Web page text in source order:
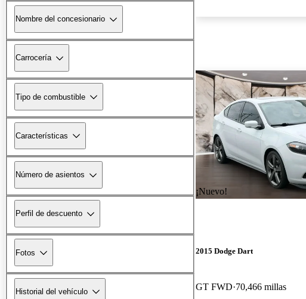
Nombre del concesionario
Carrocería
Tipo de combustible
Características
Número de asientos
Perfil de descuento
Fotos
Historial del vehículo
¡Nuevo!
2015 Dodge Dart
GT FWD 70,466 millas